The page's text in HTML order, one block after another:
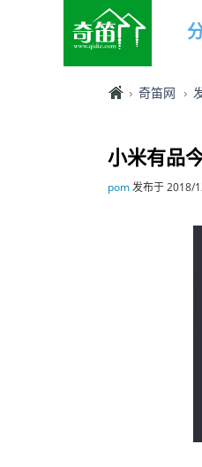
奇笛网
小米有品
pom发布于 2018/